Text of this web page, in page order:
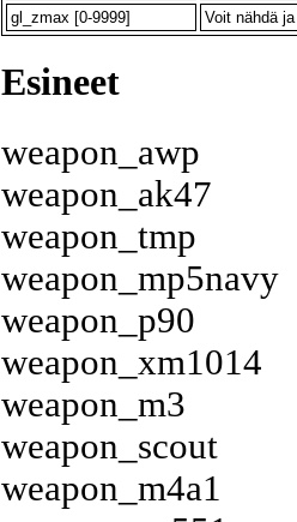
gl_zmax [0-9999]
Voit nähdä
Esineet
weapon_awp
weapon_ak47
weapon_tmp
weapon_mp5navy
weapon_p90
weapon_xm1014
weapon_m3
weapon_scout
weapon_m4a1